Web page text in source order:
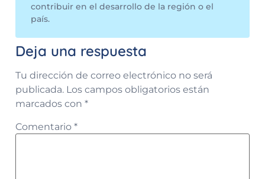
contribuir en el desarrollo de la región o el
país.
Deja una respuesta
Tu dirección de correo electrónico no será
publicada. Los campos obligatorios están
marcados con *
Comentario *